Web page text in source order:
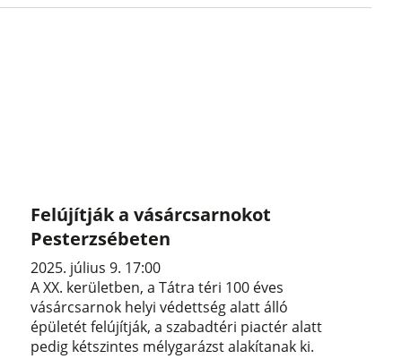
Felújítják a vásárcsarnokot
Pesterzsébeten
2025. július 9. 17:00
A XX. kerületben, a Tátra téri 100 éves
vásárcsarnok helyi védettség alatt álló
épületét felújítják, a szabadtéri piactér alatt
pedig kétszintes mélygarázst alakítanak ki.